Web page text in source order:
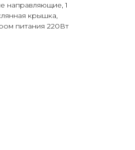
направляющие, 1
крышка,
питания 220Вт